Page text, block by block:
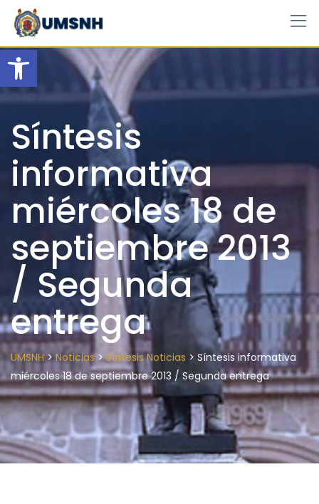
Open toolbar
Skip
content
Síntesis
informativa
miércoles 18 de
septiembre 2013
/ Segunda
entrega
UMSNH>Noticias>Síntesis Noticias > Síntesis informativa
miércoles 18 de septiembre 2013 / Segunda entrega